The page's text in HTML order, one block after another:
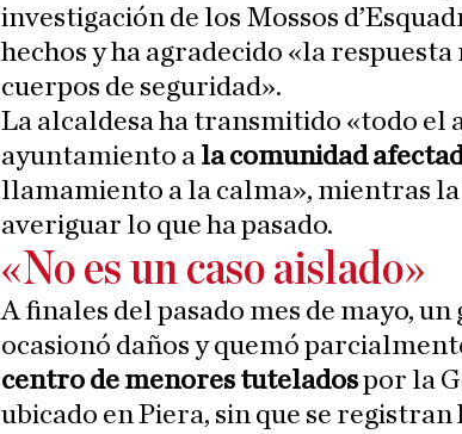
investigación de los Mossos
hechos y ha agradecido «la
cuerpos de seguridad».
La alcaldesa ha transmitido «todo el
ayuntamiento a la comunidad
llamamiento a la calma», mientras
averiguar lo que ha pasado.
«No es un caso aislado»
A finales del pasado mes de mayo,
ocasionó daños y quemó
centro de menores tuteladospor la
ubicado en Piera, sin que se